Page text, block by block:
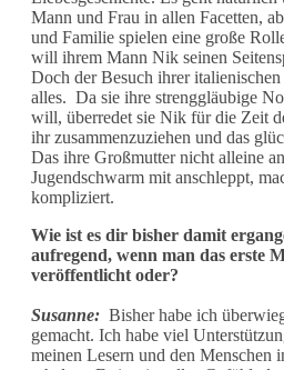
Mann und Frau in allen Facetten,
und Familie spielen eine große
will ihrem Mann Nik seinen
Doch der Besuch ihrer
alles. Da sie ihre strenggläubige
will, überredet sie Nik für die Zeit
ihr zusammenzuziehen und das
Das ihre Großmutter nicht alleine
Jugendschwarm mit anschleppt,
kompliziert.
Wie ist es dir bisher damit
aufregend, wenn man das erste
veröffentlicht oder?
Susanne: Bisher habe ich
gemacht. Ich habe viel
meinen Lesern und den Menschen